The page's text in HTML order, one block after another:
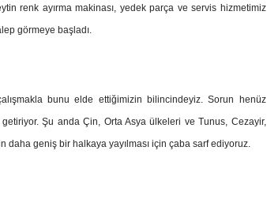
renk ayırma makinası, yedek parça ve servis hizmetimiz
görmeye başladı.
bunu elde ettiğimizin bilincindeyiz. Sorun henüz
Şu anda Çin, Orta Asya ülkeleri ve Tunus, Cezayir,
geniş bir halkaya yayılması için çaba sarf ediyoruz.